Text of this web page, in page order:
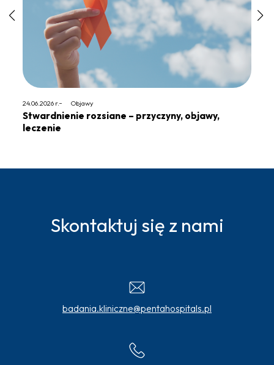
24.06.2026 r. Objawy
Stwardnienie rozsiane – przyczyny, objawy,
leczenie
Skontaktuj się z nami
badania.kliniczne@pentahospitals.pl